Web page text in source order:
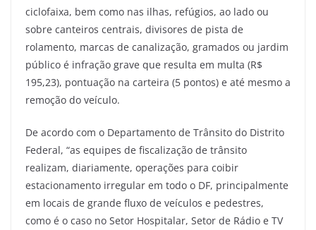
ciclofaixa, bem como nas ilhas, refúgios, ao lado ou
sobre canteiros centrais, divisores de pista de
rolamento, marcas de canalização, gramados ou jardim
público é infração grave que resulta em multa (R$
195,23), pontuação na carteira (5 pontos) e até mesmo a
remoção do veículo.
De acordo com o Departamento de Trânsito do Distrito
Federal, “as equipes de fiscalização de trânsito
realizam, diariamente, operações para coibir
estacionamento irregular em todo o DF, principalmente
em locais de grande fluxo de veículos e pedestres,
como é o caso no Setor Hospitalar, Setor de Rádio e TV